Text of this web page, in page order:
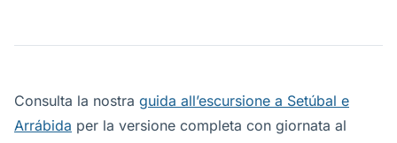
Consulta la nostra guida all’escursione a Setúbal e
Arrábida per la versione completa con giornata al